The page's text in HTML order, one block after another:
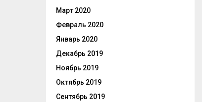
Март 2020
Февраль 2020
Январь 2020
Декабрь 2019
Ноябрь 2019
Октябрь 2019
Сентябрь 2019